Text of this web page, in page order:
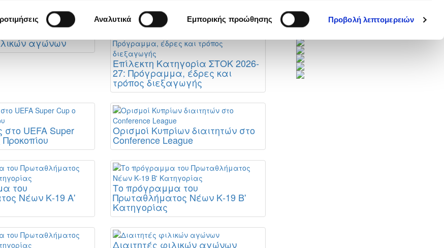
Αναλυτικά Εμπορικής προώθησης Προβολή λεπτομερειών
Ειδήσεις
αγώνων
Επίλεκτη Κατηγορία ΣΤΟΚ 2026-
27: Πρόγραμμα, έδρες και
τρόπος διεξαγωγής
UEFA Super Ορισμοί Κυπρίων διαιτητών στο
Conference League
του
Νέων Κ-19 Α'
Το πρόγραμμα του
Πρωταθλήματος Νέων Κ-19 Β'
Κατηγορίας
Διαιτητές φιλικών αγώνων